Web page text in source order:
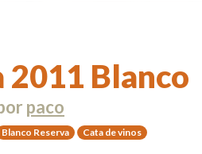
2011 Blanco
paco
Blanco Reserva Cata de vinos